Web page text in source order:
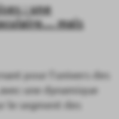
: une
mais
pour l’univers des
une dynamique
le segment des